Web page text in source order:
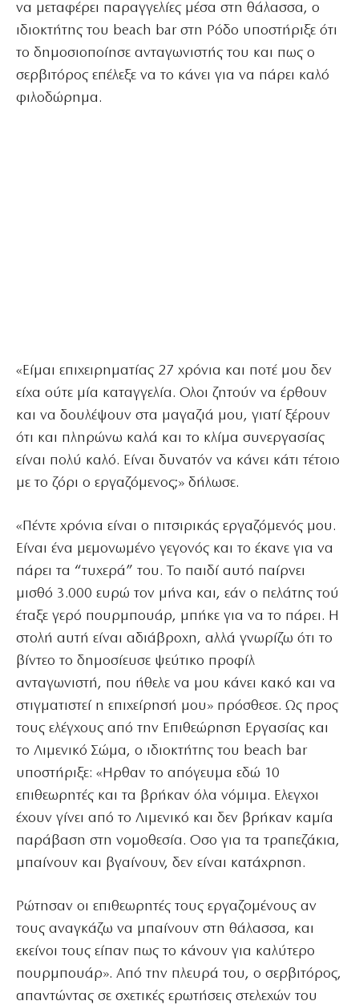
να μεταφέρει παραγγελίες μέσα στη θάλασσα, ο
ιδιοκτήτης του beach bar στη Ρόδο υποστήριξε ότι
το δημοσιοποίησε ανταγωνιστής του και πως ο
σερβιτόρος επέλεξε να το κάνει για να πάρει καλό
φιλοδώρημα.
«Είμαι επιχειρηματίας 27 χρόνια και ποτέ μου δεν
είχα ούτε μία καταγγελία. Ολοι ζητούν να έρθουν
και να δουλέψουν στα μαγαζιά μου, γιατί ξέρουν
ότι και πληρώνω καλά και το κλίμα συνεργασίας
είναι πολύ καλό. Είναι δυνατόν να κάνει κάτι τέτοιο
με το ζόρι ο εργαζόμενος;» δήλωσε.
«Πέντε χρόνια είναι ο πιτσιρικάς εργαζόμενός μου.
Είναι ένα μεμονωμένο γεγονός και το έκανε για να
πάρει τα “τυχερά” του. Το παιδί αυτό παίρνει
μισθό 3.000 ευρώ τον μήνα και, εάν ο πελάτης τού
έταξε γερό πουρμπουάρ, μπήκε για να το πάρει. Η
στολή αυτή είναι αδιάβροχη, αλλά γνωρίζω ότι το
βίντεο το δημοσίευσε ψεύτικο προφίλ
ανταγωνιστή, που ήθελε να μου κάνει κακό και να
στιγματιστεί η επιχείρησή μου» πρόσθεσε. Ως προς
τους ελέγχους από την Επιθεώρηση Εργασίας και
το Λιμενικό Σώμα, ο ιδιοκτήτης του beach bar
υποστήριξε: «Ηρθαν το απόγευμα εδώ 10
επιθεωρητές και τα βρήκαν όλα νόμιμα. Ελεγχοι
έχουν γίνει από το Λιμενικό και δεν βρήκαν καμία
παράβαση στη νομοθεσία. Οσο για τα τραπεζάκια,
μπαίνουν και βγαίνουν, δεν είναι κατάχρηση.
Ρώτησαν οι επιθεωρητές τους εργαζομένους αν
τους αναγκάζω να μπαίνουν στη θάλασσα, και
εκείνοι τους είπαν πως το κάνουν για καλύτερο
πουρμπουάρ». Από την πλευρά του, ο σερβιτόρος,
απαντώντας σε σχετικές ερωτήσεις στελεχών του